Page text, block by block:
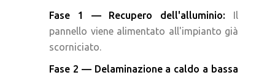
Fase 1 — Recupero dell'alluminio: Il
pannello viene alimentato all'impianto già
scorniciato.
Fase 2 — Delaminazione a caldo a bassa